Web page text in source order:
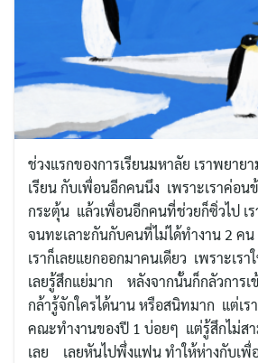
ช่วงแรกของการเรียนมหาลัย เราพยาย
เรียน กับเพื่อนอีกคนนึง เพราะเราค่อน
กระตุ้น แล้วเพื่อนอีกคนที่ช่วยก็ซิ่วไป เ
จนทะเลาะกันกับคนที่ไม่ได้ทำงาน 2 คน
เราก็เลยแยกออกมาคนเดียว เพราะเร
เลยรู้สึกแย่มาก หลังจากนั้นก็กลัวการ
กล้ารู้จักใครได้นาน หรือสนิทมาก แต่เร
คณะทำงานของปี 1 บ่อยๆ แต่รู้สึกไม่ส
เลย เลยหันไปพึ่งแฟน ทำให้ห่างกับเพื่